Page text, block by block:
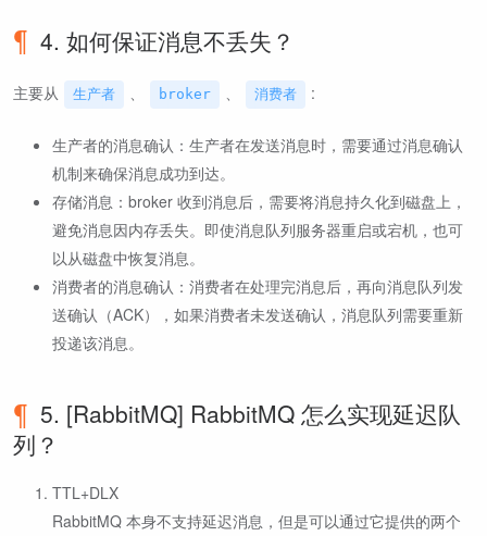
4. 如何保证消息不丢失？
主要从 生产者 、 broker 、 消费者 :
生产者的消息确认：生产者在发送消息时，需要通过消息确认
机制来确保消息成功到达。
存储消息：broker 收到消息后，需要将消息持久化到磁盘上，
避免消息因内存丢失。即使消息队列服务器重启或宕机，也可
以从磁盘中恢复消息。
消费者的消息确认：消费者在处理完消息后，再向消息队列发
送确认（ACK），如果消费者未发送确认，消息队列需要重新
投递该消息。
5. [RabbitMQ] RabbitMQ 怎么实现延迟队
列？
TTL+DLX
RabbitMQ 本身不支持延迟消息，但是可以通过它提供的两个